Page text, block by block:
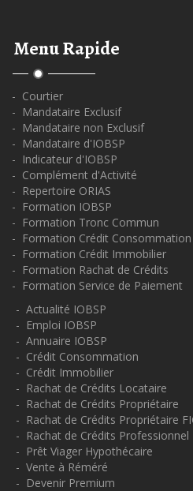
Menu Rapide
- Courtier
- Mandataire Exclusif
- Mandataire non Exclusif
- Mandataire d'IOBSP
- Indicateur d'IOBSP
- Complément d'Activité
- Repertoire ORIAS
- Formation IOBSP
- Formation Tronc Commun
- Formation Crédit Consommation
- Formation Crédit Immobilier
- Formation Rachat de Crédits
- Formation Service de Paiement
- Actualité IOBSP
- Emploi IOBSP
- Annuaire IOBSP
- Crédit Consommation
- Crédit Immobilier
- Rachat de Crédits Locataire
- Rachat de Crédits Propriétaire
- Rachat de Crédits Propriétaire
- Rachat de Crédits Professionnel
- Prêt Viager Hypothécaire
- Vente à Réméré
- Devenir Premium